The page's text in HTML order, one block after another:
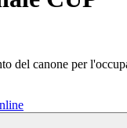
del canone per